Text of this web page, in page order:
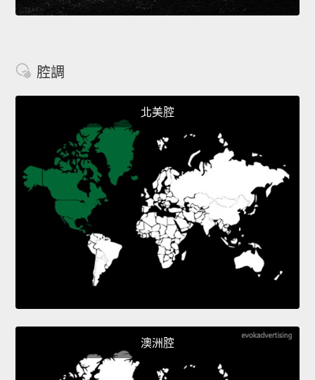
腔調
北美腔
澳洲腔